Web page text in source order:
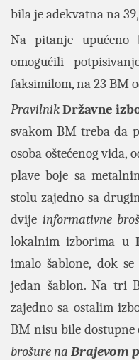
bila je adekvatna na
Na pitanje upućeno
omogućili
faksimilom, na 23 BM
PravilnikDržavne
svakom BM treba da
osoba oštećenog vida,
plave boje sa
stolu zajedno sa
dvije informativne
lokalnim izborima u
imalo šablone, dok
jedan šablon. Na tri
zajedno sa ostalim
BM nisu bile dostupne
brošure na Brajevom